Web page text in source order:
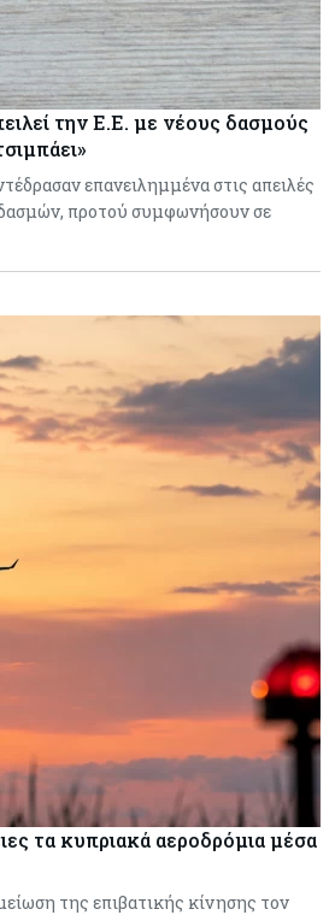
την Ε.Ε. με νέους δασμούς
επανειλημμένα στις απειλές
προτού συμφωνήσουν σε
τα κυπριακά αεροδρόμια μέσα
της επιβατικής κίνησης τον